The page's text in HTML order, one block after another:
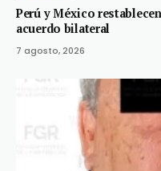
Perú y México
acuerdo bilateral
7 agosto, 2026